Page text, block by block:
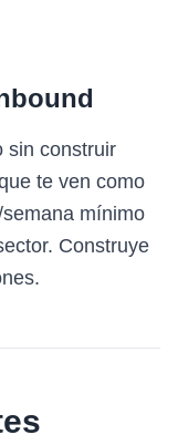
sin construir
te ven como
mínimo
Construye